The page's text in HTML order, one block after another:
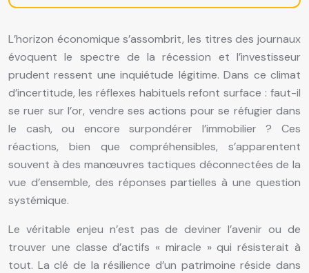
L’horizon économique s’assombrit, les titres des journaux
évoquent le spectre de la récession et l’investisseur
prudent ressent une inquiétude légitime. Dans ce climat
d’incertitude, les réflexes habituels refont surface : faut-il
se ruer sur l’or, vendre ses actions pour se réfugier dans
le cash, ou encore surpondérer l’immobilier ? Ces
réactions, bien que compréhensibles, s’apparentent
souvent à des manœuvres tactiques déconnectées de la
vue d’ensemble, des réponses partielles à une question
systémique.
Le véritable enjeu n’est pas de deviner l’avenir ou de
trouver une classe d’actifs « miracle » qui résisterait à
tout. La clé de la résilience d’un patrimoine réside dans